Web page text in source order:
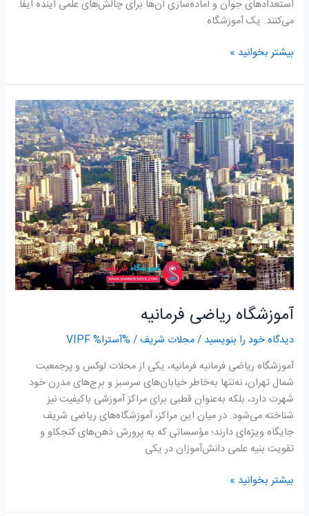
استعدادهای جوان و آماده‌سازی آن‌ها برای چالش‌های علمی آینده ایفا
می‌کنند. یک آموزشگاه
بیشتر بخوانید »
آموزشگاه ریاضی فرمانیه
دیدگاه‌ خود را بنویسید /مجلات شریف/ %آسترا%VIPF
آموزشگاه ریاضی فرمانیه فرمانیه، یکی از محلات لوکس و پرجمعیت
شمال تهران، نه‌تنها به‌خاطر خیابان‌های سرسبز و برج‌های مدرن خود
شهرت دارد، بلکه به‌عنوان قطبی برای مراکز آموزشی باکیفیت نیز
شناخته می‌شود. در میان این مراکز، آموزشگاه‌های ریاضی شریف
جایگاه ویژه‌ای دارند؛ مؤسساتی که به پرورش ذهن‌های کنجکاو و
تقویت بنیه علمی دانش‌آموزان در یکی
آموزشگاه
ریاضی
فرمانیه
بیشتر بخوانید »